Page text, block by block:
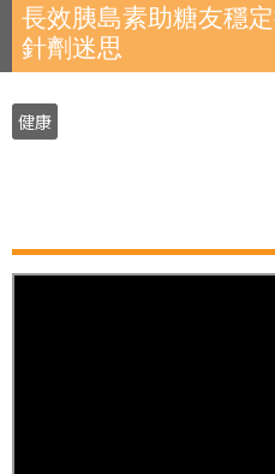
長效胰島素助糖友穩
針劑迷思
健康